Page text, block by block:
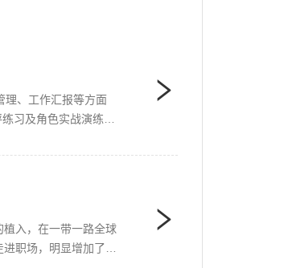
理、工作汇报等方面
习及角色实战演练等
入，在一带一路全球
职场，明显增加了企